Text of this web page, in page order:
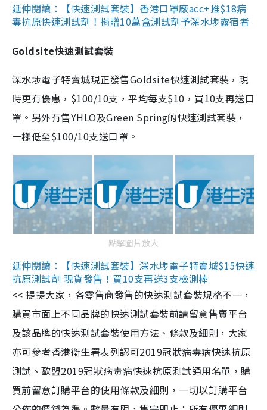
延伸閱讀：【快速測試套裝】香港口罩廠acc+推$18病
毒抗原快速測試劑！捐贈10萬盒測試劑予深水埗露宿者
Goldsite快速測試套裝
深水埗電子特賣城現正發售Goldsite快速測試套裝，現
時更有優惠，$100/10支，平均每支$10，買10支再送口
罩。另外有售YHLO及Green Spring的快速測試套裝，
一樣低至$100/10支送口罩。
點擊圖片放大
延伸閱讀：【快速測試套裝】深水埗電子特賣城$15快速
抗原測試劑 現貨發售！買10支再送3支檢測棒
<< 提提大家，各零售商發售的快速測試套裝規格不一，
購買市面上不同品牌的快速測試套裝前請留意售賣平台
及該品牌的快速測試套裝使用方法、條款及細則，大家
亦可參考香港衞生署表列認可2019冠狀病毒病快速抗原
測試、歐盟2019冠狀病毒病快速抗原測試通用名單，購
買前留意訂購平台的使用條款及細則，一切以訂購平台